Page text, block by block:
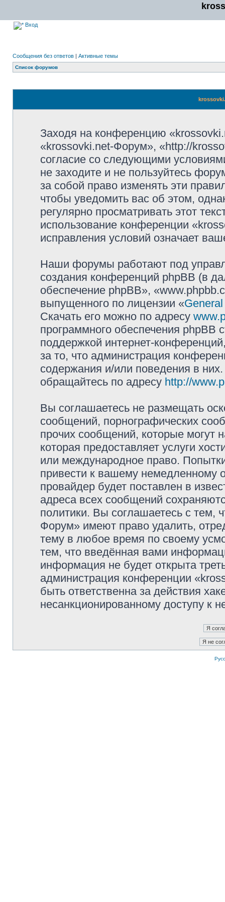
Вход
Сообщения без ответов | Активные темы
Список форумов
Заходя на конференцию
«krossovki.net-Форум», «http://
согласие со следующими
не заходите и не пользуйтесь
за собой право изменять эти
чтобы уведомить вас об этом,
регулярно просматривать этот
использование конференции
исправления условий означает
Наши форумы работают под
создания конференций phpBB (в
обеспечение phpBB»,
выпущенного по лицензии «
Скачать его можно по адресу
программного обеспечения phpBB
поддержкой интернет-
за то, что администрация
содержания и/или поведения в
обращайтесь по адресу http://
Вы соглашаетесь не размещать
сообщений, порнографических
прочих сообщений, которые могут
которая предоставляет услуги
или международное право.
привести к вашему немедленному
провайдер будет поставлен в
адреса всех сообщений
политики. Вы соглашаетесь с тем,
Форум» имеют право удалить,
тему в любое время по своему
тем, что введённая вами
информация не будет открыта
администрация конференции
быть ответственна за действия
несанкционированному доступу к